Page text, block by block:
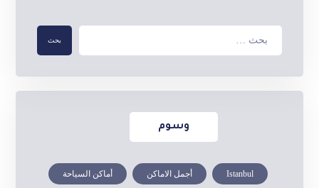
وسوم
Istanbul أجمل الاماكن أماكن السياحة